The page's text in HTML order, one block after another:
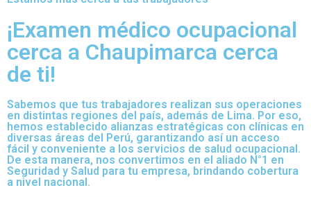
¡Examen médico ocupacional
cerca a Chaupimarca cerca
de ti!
Sabemos que tus trabajadores realizan sus operaciones
en distintas regiones del país, además de Lima. Por eso,
hemos establecido alianzas estratégicas con clínicas en
diversas áreas del Perú, garantizando así un acceso
fácil y conveniente a los servicios de salud ocupacional.
De esta manera, nos convertimos en el aliado N°1 en
Seguridad y Salud para tu empresa, brindando cobertura
a nivel nacional.